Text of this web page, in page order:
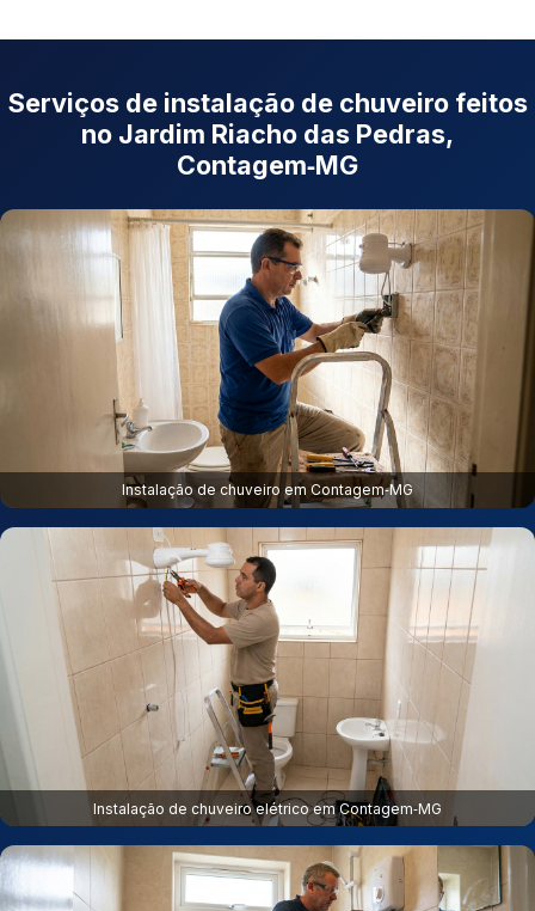
Serviços de instalação de chuveiro feitos
no Jardim Riacho das Pedras,
Contagem‑MG
Instalação de chuveiro em Contagem‑MG
Instalação de chuveiro elétrico em Contagem‑MG